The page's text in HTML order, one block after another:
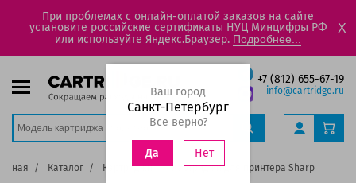
При проблемах с онлайн-оплатой заказов на сайте
установите российские сертификаты НУЦ Минцифры РФ
или используйте Яндекс.Браузер. Подробнее...
X
+7 (812) 655-67-19
info@cartridge.ru
Ваш город
Санкт-Петербург
Все верно?
Да Нет
Каталог Картриджи Картриджи для принтера Sharp